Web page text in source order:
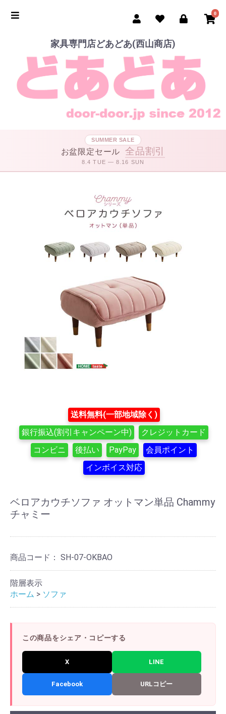
0
家具専門店どあどあ(西山商店)
SUMMER SALE
お盆限定セール 全品割引
8.4 TUE — 8.16 SUN
送料無料(一部地域除く)
銀行振込(割引キャンペーン中)
クレジットカード
コンビニ
後払い PayPay
会員ポイント
インボイス対応
ベロアカウチソファ オットマン単品 Chammy
チャミー
商品コード： SH-07-OKBAO
階層表示
ホーム > ソファ
この商品をシェア・コピーする
X LINE
Facebook URLコピー